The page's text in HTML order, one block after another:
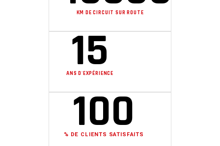
KM DE CIRCUIT SUR ROUTE
ANS D'EXPÉRIENCE
15
% DE CLIENTS SATISFAITS
100